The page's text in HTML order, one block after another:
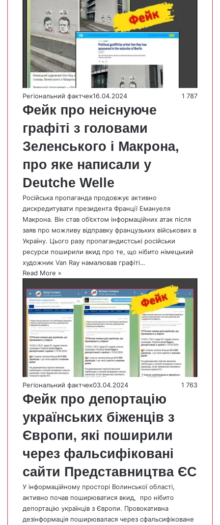
Регіональний фактчек16.04.2024 1 787
Фейк про неіснуюче
графіті з головами
Зеленського і Макрона,
про яке написали у
Deutche Welle
Російська пропаганда продовжує активно
дискредитувати президента Франції Емануеля
Макрона. Він став об’єктом інформаційних атак після
заяв про можливу відправку французьких військових в
Україну. Цього разу пропагандистські російськи
ресурси поширили вкид про те, що нібито німецький
художник Van Ray намалював графіті…
Read More »
Регіональний фактчек03.04.2024 1 763
Фейк про депортацію
українських біженців з
Європи, які поширили
через фальсифіковані
сайти Представництва ЄС
У інформаційному просторі Волинської області,
активно почав поширюватися вкид, про нібито
депортацію українців з Європи. Провокативна
дезінформація поширювалася через сфальсифіковане